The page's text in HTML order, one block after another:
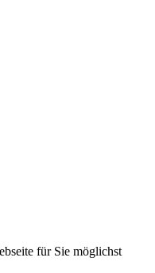
für Sie möglichst